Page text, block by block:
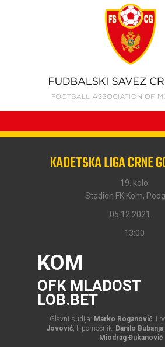
KADETSKA LIGA CRNE
19. kolo
Stadion FK Kom,
05.12.2021.
13:00
KOM
OFK MLADOST
LOB.BET
Glavni sudija: Marko Roganović, I
Jovović, II pomoćnik: Danilo Bubanja
Miodrag Đukanović